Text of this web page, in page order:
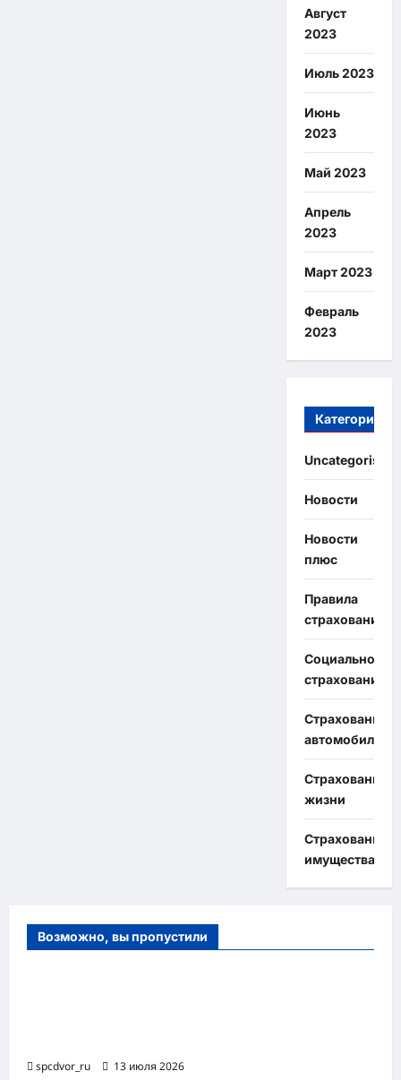
Август
2023
Июль 2023
Июнь
2023
Май 2023
Апрель
2023
Март 2023
Февраль
2023
Категории
Uncategorised
Новости
Новости
плюс
Правила
страхования
Социальное
страхование
Страхование
автомобиля
Страхование
жизни
Страхование
имущества
Возможно, вы пропустили
spcdvor_ru 13 июля 2026